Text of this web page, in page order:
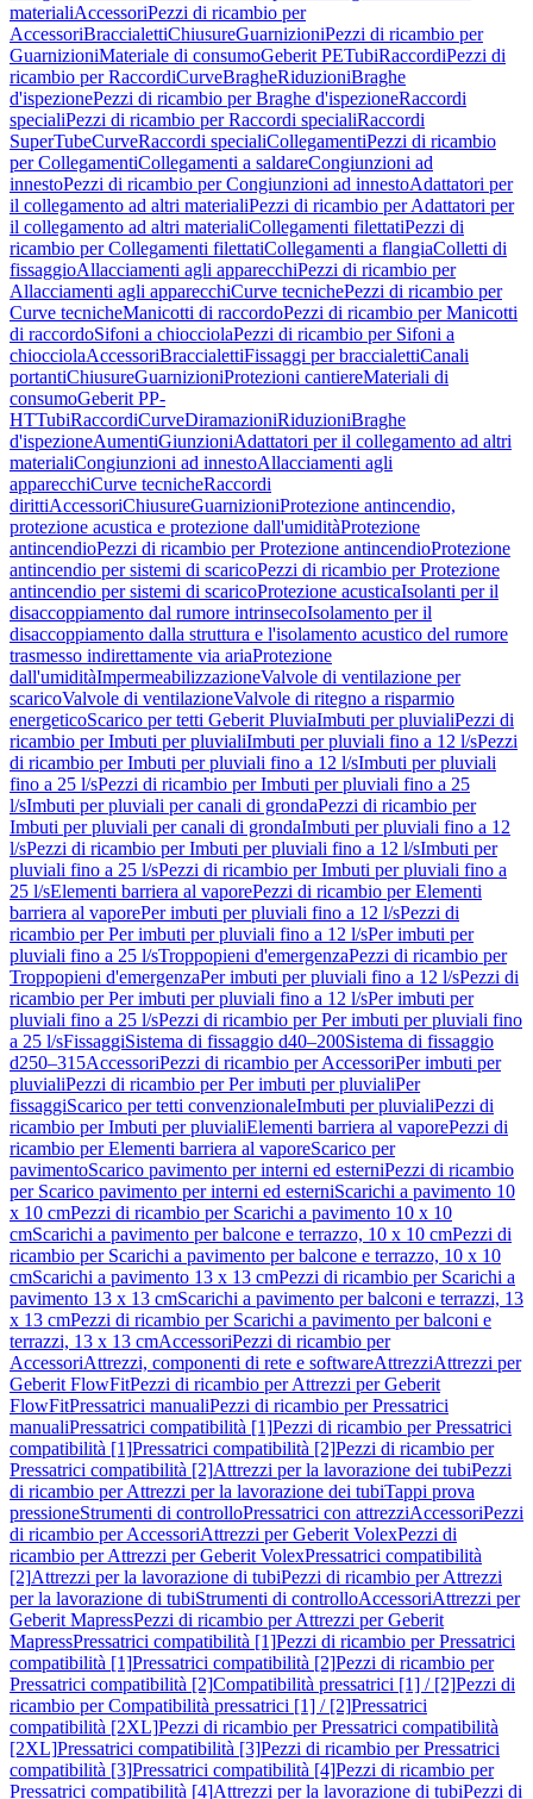
materialiAccessoriPezzi di ricambio per
AccessoriBraccialettiChiusureGuarnizioniPezzi di ricambio per
GuarnizioniMateriale di consumoGeberit PETubiRaccordiPezzi di
ricambio per RaccordiCurveBragheRiduzioniBraghe
d'ispezionePezzi di ricambio per Braghe d'ispezioneRaccordi
specialiPezzi di ricambio per Raccordi specialiRaccordi
SuperTubeCurveRaccordi specialiCollegamentiPezzi di ricambio
per CollegamentiCollegamenti a saldareCongiunzioni ad
innestoPezzi di ricambio per Congiunzioni ad innestoAdattatori per
il collegamento ad altri materialiPezzi di ricambio per Adattatori per
il collegamento ad altri materialiCollegamenti filettatiPezzi di
ricambio per Collegamenti filettatiCollegamenti a flangiaColletti di
fissaggioAllacciamenti agli apparecchiPezzi di ricambio per
Allacciamenti agli apparecchiCurve tecnichePezzi di ricambio per
Curve tecnicheManicotti di raccordoPezzi di ricambio per Manicotti
di raccordoSifoni a chiocciolaPezzi di ricambio per Sifoni a
chiocciolaAccessoriBraccialettiFissaggi per braccialettiCanali
portantiChiusureGuarnizioniProtezioni cantiereMateriali di
consumoGeberit PP-
HTTubiRaccordiCurveDiramazioniRiduzioniBraghe
d'ispezioneAumentiGiunzioniAdattatori per il collegamento ad altri
materialiCongiunzioni ad innestoAllacciamenti agli
apparecchiCurve tecnicheRaccordi
dirittiAccessoriChiusureGuarnizioniProtezione antincendio,
protezione acustica e protezione dall'umiditàProtezione
antincendioPezzi di ricambio per Protezione antincendioProtezione
antincendio per sistemi di scaricoPezzi di ricambio per Protezione
antincendio per sistemi di scaricoProtezione acusticaIsolanti per il
disaccoppiamento dal rumore intrinsecoIsolamento per il
disaccoppiamento dalla struttura e l'isolamento acustico del rumore
trasmesso indirettamente via ariaProtezione
dall'umiditàImpermeabilizzazioneValvole di ventilazione per
scaricoValvole di ventilazioneValvole di ritegno a risparmio
energeticoScarico per tetti Geberit PluviaImbuti per pluvialiPezzi di
ricambio per Imbuti per pluvialiImbuti per pluviali fino a 12 l/sPezzi
di ricambio per Imbuti per pluviali fino a 12 l/sImbuti per pluviali
fino a 25 l/sPezzi di ricambio per Imbuti per pluviali fino a 25
l/sImbuti per pluviali per canali di grondaPezzi di ricambio per
Imbuti per pluviali per canali di grondaImbuti per pluviali fino a 12
l/sPezzi di ricambio per Imbuti per pluviali fino a 12 l/sImbuti per
pluviali fino a 25 l/sPezzi di ricambio per Imbuti per pluviali fino a
25 l/sElementi barriera al vaporePezzi di ricambio per Elementi
barriera al vaporePer imbuti per pluviali fino a 12 l/sPezzi di
ricambio per Per imbuti per pluviali fino a 12 l/sPer imbuti per
pluviali fino a 25 l/sTroppopieni d'emergenzaPezzi di ricambio per
Troppopieni d'emergenzaPer imbuti per pluviali fino a 12 l/sPezzi di
ricambio per Per imbuti per pluviali fino a 12 l/sPer imbuti per
pluviali fino a 25 l/sPezzi di ricambio per Per imbuti per pluviali fino
a 25 l/sFissaggiSistema di fissaggio d40–200Sistema di fissaggio
d250–315AccessoriPezzi di ricambio per AccessoriPer imbuti per
pluvialiPezzi di ricambio per Per imbuti per pluvialiPer
fissaggiScarico per tetti convenzionaleImbuti per pluvialiPezzi di
ricambio per Imbuti per pluvialiElementi barriera al vaporePezzi di
ricambio per Elementi barriera al vaporeScarico per
pavimentoScarico pavimento per interni ed esterniPezzi di ricambio
per Scarico pavimento per interni ed esterniScarichi a pavimento 10
x 10 cmPezzi di ricambio per Scarichi a pavimento 10 x 10
cmScarichi a pavimento per balcone e terrazzo, 10 x 10 cmPezzi di
ricambio per Scarichi a pavimento per balcone e terrazzo, 10 x 10
cmScarichi a pavimento 13 x 13 cmPezzi di ricambio per Scarichi a
pavimento 13 x 13 cmScarichi a pavimento per balconi e terrazzi, 13
x 13 cmPezzi di ricambio per Scarichi a pavimento per balconi e
terrazzi, 13 x 13 cmAccessoriPezzi di ricambio per
AccessoriAttrezzi, componenti di rete e softwareAttrezziAttrezzi per
Geberit FlowFitPezzi di ricambio per Attrezzi per Geberit
FlowFitPressatrici manualiPezzi di ricambio per Pressatrici
manualiPressatrici compatibilità [1]Pezzi di ricambio per Pressatrici
compatibilità [1]Pressatrici compatibilità [2]Pezzi di ricambio per
Pressatrici compatibilità [2]Attrezzi per la lavorazione dei tubiPezzi
di ricambio per Attrezzi per la lavorazione dei tubiTappi prova
pressioneStrumenti di controlloPressatrici con attrezziAccessoriPezzi
di ricambio per AccessoriAttrezzi per Geberit VolexPezzi di
ricambio per Attrezzi per Geberit VolexPressatrici compatibilità
[2]Attrezzi per la lavorazione di tubiPezzi di ricambio per Attrezzi
per la lavorazione di tubiStrumenti di controlloAccessoriAttrezzi per
Geberit MapressPezzi di ricambio per Attrezzi per Geberit
MapressPressatrici compatibilità [1]Pezzi di ricambio per Pressatrici
compatibilità [1]Pressatrici compatibilità [2]Pezzi di ricambio per
Pressatrici compatibilità [2]Compatibilità pressatrici [1] / [2]Pezzi di
ricambio per Compatibilità pressatrici [1] / [2]Pressatrici
compatibilità [2XL]Pezzi di ricambio per Pressatrici compatibilità
[2XL]Pressatrici compatibilità [3]Pezzi di ricambio per Pressatrici
compatibilità [3]Pressatrici compatibilità [4]Pezzi di ricambio per
Pressatrici compatibilità [4]Attrezzi per la lavorazione di tubiPezzi di